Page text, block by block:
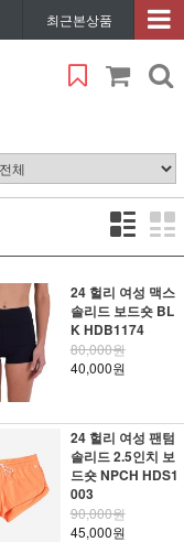
최근본상품
24 헐리 여성 맥스
솔리드 보드숏 BL
K HDB1174
80,000원
40,000원
24 헐리 여성 팬텀
솔리드 2.5인치 보
드숏 NPCH HDS1
003
90,000원
45,000원